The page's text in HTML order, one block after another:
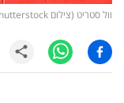
ויראלי
טלוויזיה
וול סטריט (צילום shutterstock)